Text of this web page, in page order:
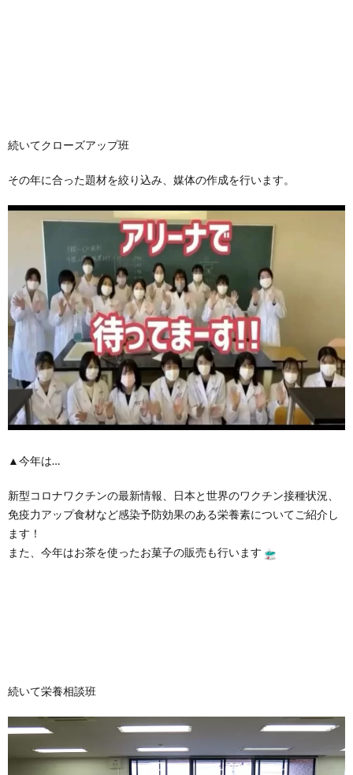
続いてクローズアップ班
その年に合った題材を絞り込み、媒体の作成を行います。
▲今年は…
新型コロナワクチンの最新情報、日本と世界のワクチン接種状況、
免疫力アップ食材など感染予防効果のある栄養素についてご紹介し
ます！
また、今年はお茶を使ったお菓子の販売も行います
続いて栄養相談班